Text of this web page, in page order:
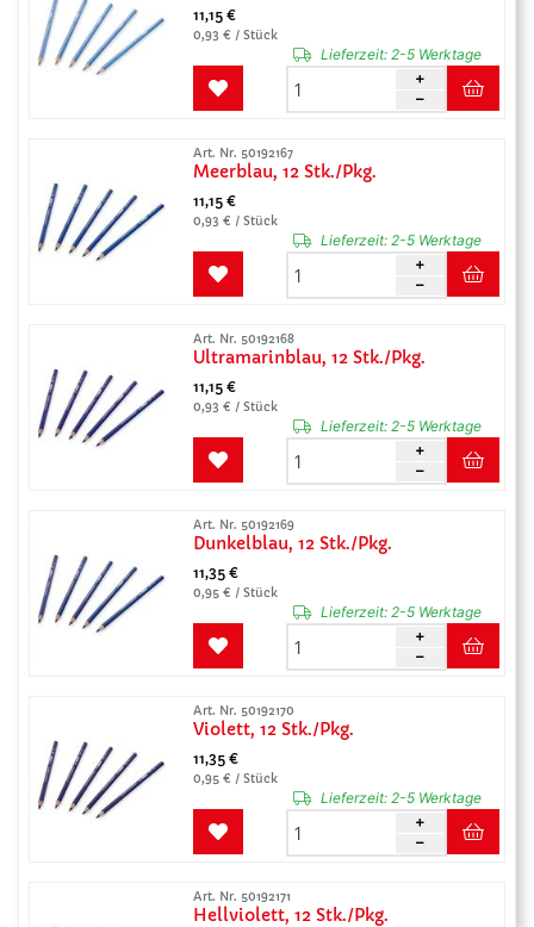
11,15 €
0,93 € / Stück
Lieferzeit:2-5 Werktage
Art. Nr. 50192167
Meerblau, 12 Stk./Pkg.
11,15 €
0,93 € / Stück
Lieferzeit:2-5 Werktage
Art. Nr. 50192168
Ultramarinblau, 12 Stk./Pkg.
11,15 €
0,93 € / Stück
Lieferzeit:2-5 Werktage
Art. Nr. 50192169
Dunkelblau, 12 Stk./Pkg.
11,35 €
0,95 € / Stück
Lieferzeit:2-5 Werktage
Art. Nr. 50192170
Violett, 12 Stk./Pkg.
11,35 €
0,95 € / Stück
Lieferzeit:2-5 Werktage
Art. Nr. 50192171
Hellviolett, 12 Stk./Pkg.